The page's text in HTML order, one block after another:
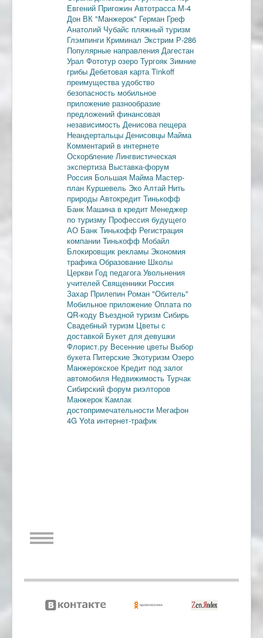
Евгений Пригожин Автотрасса М-4
Дон ВК "Манжерок" Герман Греф
Анатолий Чубайс пляжный туризм
Глэмпинги Криминал Экстрим Р-286
Популярные направления Дагестан
Урал Фототур озеро Тургояк Зимние
грибы Дебетовая карта Tinkoff
преимущества удобство
безопасность мобильное
приложение разнообразие
предложений финансовая
независимость Денисова пещера
Неандертальцы Денисовцы Майма
Комментарий в интернете
Оскорбление Лингвистическая
экспертиза Выставка-форум
Россия Большая Майма Мастер-
план Куршевель Эко Алтай Нить
природы Автокредит Тинькофф
Банк Машина в кредит Менеджер
по туризму Профессия будущего
АО Банк Тинькофф Регистрация
компании Тинькофф Мобайл
Блокировщик рекламы Экономия
трафика Образование Школы
Церкви Год педагога Увольнения
учителей Священники Россия
Захар Прилепин Роман "Обитель"
Мобильное приложение Оплата по
QR-коду Въездной туризм Сибирь
Свадебный туризм Цветы с
доставкой Букет для девушки
Флорист.ру Весенние цветы Выбор
букета Питерские Экотуризм Озеро
Манжерокское Кредит под залог
автомобиля Недвижимость Турчак
Сибирский форум риэлторов
Манжерок Камлак
достопримечательности Мегафон
4G Yota интернет-трафик